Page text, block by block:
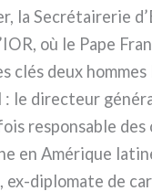
la Secrétairerie
où le Pape
clés deux
le direc­teur
respon­sa­ble des
en Amérique
ex-diplomate de